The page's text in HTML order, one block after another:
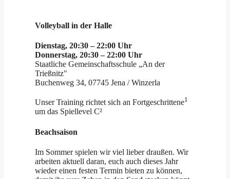
Volleyball in der Halle
Dienstag, 20:30 – 22:00 Uhr
Donnerstag, 20:30 – 22:00 Uhr
Staatliche Gemeinschaftsschule „An der
Trießnitz"
Buchenweg 34, 07745 Jena / Winzerla
Unser Training richtet sich an Fortgeschrittene1
um das Spiellevel C²
Beachsaison
Im Sommer spielen wir viel lieber draußen. Wir
arbeiten aktuell daran, euch auch dieses Jahr
wieder einen festen Termin bieten zu können,